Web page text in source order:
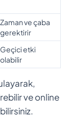
Zaman ve çaba
gerektirir
Geçici etki
olabilir
ve online